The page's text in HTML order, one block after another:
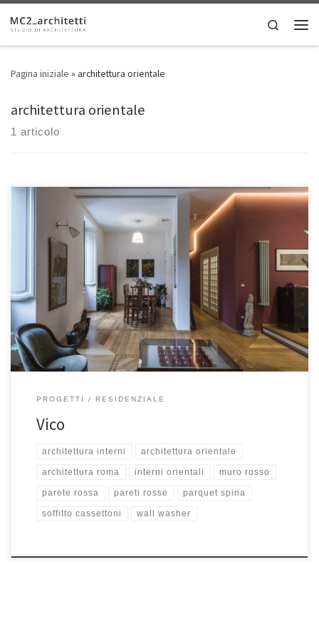
Skip to content
Search
Pagina iniziale » architettura orientale
architettura orientale
1 articolo
• Luogo: Roma, Italia • Dimensioni: 120 mq Proprietario di questa
signorile abitazione del centro storico è un celebre cantante rock
cinese da poco trasferitosi a Roma. Il desiderio suo e della sua
famiglia era quello di abitare in una casa di impronta classica romana
ma con richiami alla tradizione […]
PROGETTI RESIDENZIALE
Vico
architettura interni architettura orientale
architettura roma interni orientali muro rosso
parete rossa pareti rosse parquet spina
soffitto cassettoni wall washer